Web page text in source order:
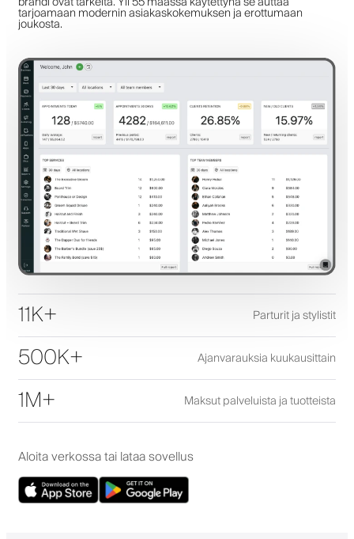
tarjoamaan modernin asiakaskokemuksen ja erottumaan
joukosta.
11K+ Parturit ja stylistit
500K+ Ajanvarauksia kuukausittain
1M+ Maksut palveluista ja tuotteista
Aloita verkossa tai lataa sovellus